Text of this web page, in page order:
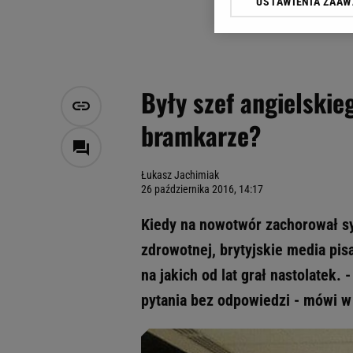
Były szef
bramkarze?
Łukasz Jachimiak
26 października 2016, 14:17
Kiedy na nowotwór zachorował
zdrowotnej, brytyjskie media
na jakich od lat grał nastolatek.
pytania bez odpowiedzi - mówi
Klikając „Akceptuję”
Zaufanych Partnerów i
My, nasi Zaufani
Użycie dokładnych
Przechowywanie